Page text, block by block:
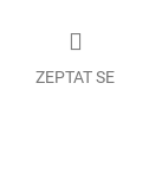
ZEPTAT SE